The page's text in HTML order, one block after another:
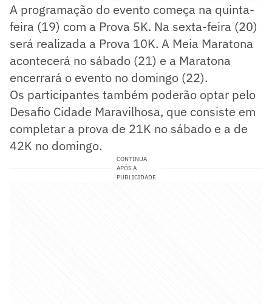
A programação do evento começa na quinta-
feira (19) com a Prova 5K. Na sexta-feira (20)
será realizada a Prova 10K. A Meia Maratona
acontecerá no sábado (21) e a Maratona
encerrará o evento no domingo (22).
Os participantes também poderão optar pelo
Desafio Cidade Maravilhosa, que consiste em
completar a prova de 21K no sábado e a de
42K no domingo.
CONTINUA
APÓS A
PUBLICIDADE